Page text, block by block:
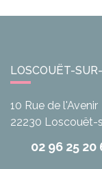
LOSCOUËT-
10 Rue de l'Avenir
22230 Loscouët-
02 96 25 20